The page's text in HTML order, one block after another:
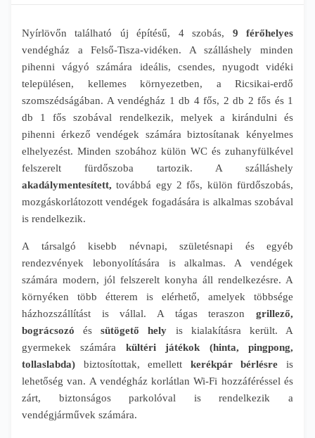
Nyírlövőn található új építésű, 4 szobás, 9 férőhelyes
vendégház a Felső-Tisza-vidéken. A szálláshely minden
pihenni vágyó számára ideális, csendes, nyugodt vidéki
településen, kellemes környezetben, a Ricsikai-erdő
szomszédságában. A vendégház 1 db 4 fős, 2 db 2 fős és 1
db 1 fős szobával rendelkezik, melyek a kirándulni és
pihenni érkező vendégek számára biztosítanak kényelmes
elhelyezést. Minden szobához külön WC és zuhanyfülkével
felszerelt fürdőszoba tartozik. A szálláshely
akadálymentesített, továbbá egy 2 fős, külön fürdőszobás,
mozgáskorlátozott vendégek fogadására is alkalmas szobával
is rendelkezik.
A társalgó kisebb névnapi, születésnapi és egyéb
rendezvények lebonyolítására is alkalmas. A vendégek
számára modern, jól felszerelt konyha áll rendelkezésre. A
környéken több étterem is elérhető, amelyek többsége
házhozszállítást is vállal. A tágas teraszon grillező,
bográcsozó éssütögető hely is kialakításra került. A
gyermekek számára kültéri játékok (hinta, pingpong,
tollaslabda) biztosítottak, emellett kerékpár bérlésre is
lehetőség van. A vendégház korlátlan Wi-Fi hozzáféréssel és
zárt, biztonságos parkolóval is rendelkezik a
vendégjárművek számára.